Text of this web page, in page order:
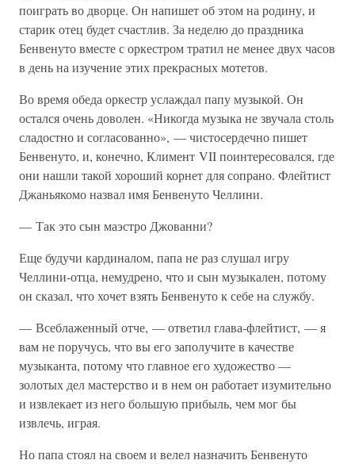
поиграть во дворце. Он напишет об этом на родину, и
старик отец будет счастлив. За неделю до праздника
Бенвенуто вместе с оркестром тратил не менее двух часов
в день на изучение этих прекрасных мотетов.
Во время обеда оркестр услаждал папу музыкой. Он
остался очень доволен. «Никогда музыка не звучала столь
сладостно и согласованно», — чистосердечно пишет
Бенвенуто, и, конечно, Климент VII поинтересовался, где
они нашли такой хороший корнет для сопрано. Флейтист
Джаньякомо назвал имя Бенвенуто Челлини.
— Так это сын маэстро Джованни?
Еще будучи кардиналом, папа не раз слушал игру
Челлини-отца, немудрено, что и сын музыкален, потому
он сказал, что хочет взять Бенвенуто к себе на службу.
— Всеблаженный отче, — ответил глава-флейтист, — я
вам не поручусь, что вы его заполучите в качестве
музыканта, потому что главное его художество —
золотых дел мастерство и в нем он работает изумительно
и извлекает из него большую прибыль, чем мог бы
извлечь, играя.
Но папа стоял на своем и велел назначить Бенвенуто